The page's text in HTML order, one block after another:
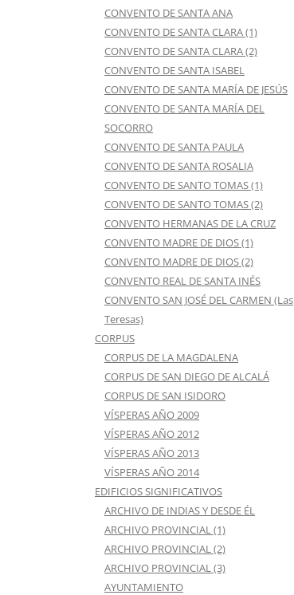
CONVENTO DE SANTA ANA
CONVENTO DE SANTA CLARA (1)
CONVENTO DE SANTA CLARA (2)
CONVENTO DE SANTA ISABEL
CONVENTO DE SANTA MARÍA DE JESÚS
CONVENTO DE SANTA MARÍA DEL
SOCORRO
CONVENTO DE SANTA PAULA
CONVENTO DE SANTA ROSALIA
CONVENTO DE SANTO TOMAS (1)
CONVENTO DE SANTO TOMAS (2)
CONVENTO HERMANAS DE LA CRUZ
CONVENTO MADRE DE DIOS (1)
CONVENTO MADRE DE DIOS (2)
CONVENTO REAL DE SANTA INÉS
CONVENTO SAN JOSÉ DEL CARMEN (Las
Teresas)
CORPUS
CORPUS DE LA MAGDALENA
CORPUS DE SAN DIEGO DE ALCALÁ
CORPUS DE SAN ISIDORO
VÍSPERAS AÑO 2009
VÍSPERAS AÑO 2012
VÍSPERAS AÑO 2013
VÍSPERAS AÑO 2014
EDIFICIOS SIGNIFICATIVOS
ARCHIVO DE INDIAS Y DESDE ÉL
ARCHIVO PROVINCIAL (1)
ARCHIVO PROVINCIAL (2)
ARCHIVO PROVINCIAL (3)
AYUNTAMIENTO